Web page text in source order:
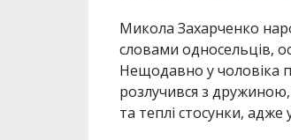
Микола Захарченко
словами односельців,
Нещодавно у чоловіка
розлучився з
та теплі стосунки,